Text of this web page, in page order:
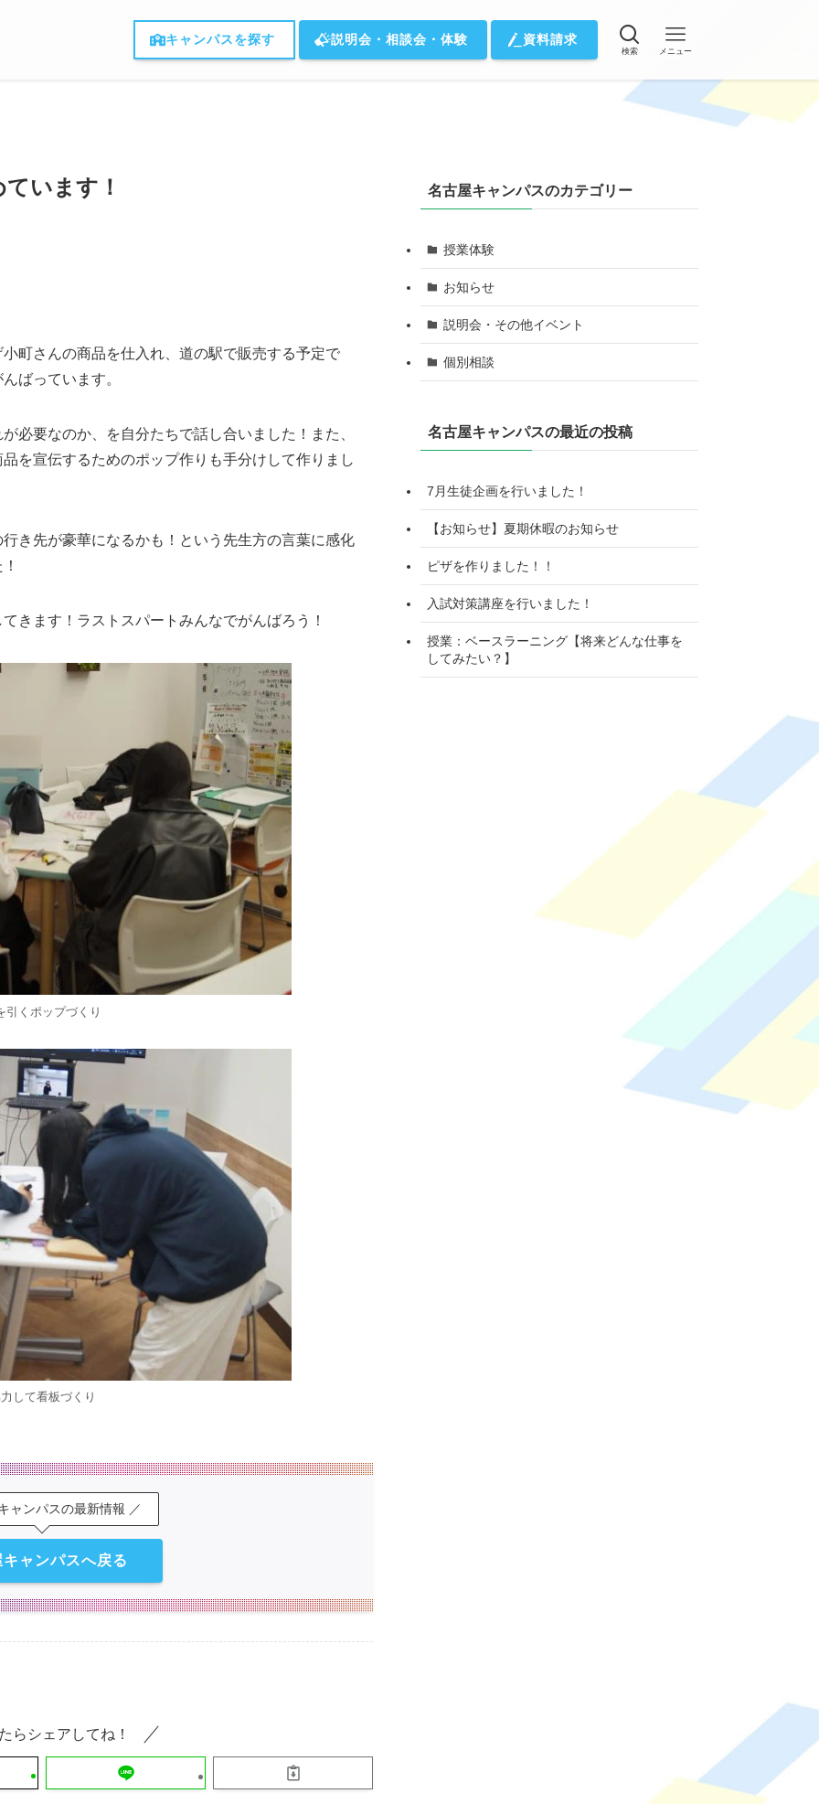
キャンパスを探す 説明会・相談会・体験 資料請求
検索 メニュー
います！
町さんの商品を仕入れ、道の駅で販売する予定で
ばっています。
必要なのか、を自分たちで話し合いました！また、
を宣伝するためのポップ作りも手分けして作りまし
き先が豪華になるかも！という先生方の言葉に感化
きます！ラストスパートみんなでがんばろう！
引くポップづくり
して看板づくり
ャンパスの最新情報 ／
ャンパスへ戻る
らシェアしてね！
名古屋キャンパスのカテゴリー
授業体験
お知らせ
説明会・その他イベント
個別相談
名古屋キャンパスの最近の投稿
7月生徒企画を行いました！
【お知らせ】夏期休暇のお知らせ
ピザを作りました！！
入試対策講座を行いました！
授業：ベースラーニング【将来どんな仕事を
してみたい？】